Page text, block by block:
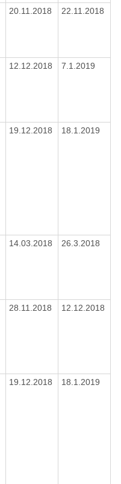
20.11.2018 22.11.2018
12.12.2018 7.1.2019
19.12.2018 18.1.2019
14.03.2018 26.3.2018
28.11.2018 12.12.2018
19.12.2018 18.1.2019